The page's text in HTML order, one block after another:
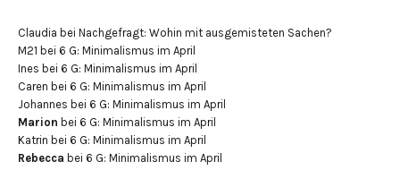
Claudia bei Nachgefragt: Wohin mit ausgemisteten Sachen?
M21 bei 6 G: Minimalismus im April
Ines bei 6 G: Minimalismus im April
Caren bei 6 G: Minimalismus im April
Johannes bei 6 G: Minimalismus im April
Marion bei 6 G: Minimalismus im April
Katrin bei 6 G: Minimalismus im April
Rebecca bei 6 G: Minimalismus im April